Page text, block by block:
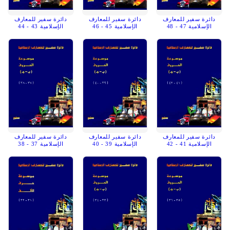
دائرة سفير للمعارف
الإسلامية 47 - 48
دائرة سفير للمعارف
الإسلامية 45 - 46
دائرة سفير للمعارف
الإسلامية 43 - 44
دائرة سفير للمعارف
الإسلامية 41 - 42
دائرة سفير للمعارف
الإسلامية 39 - 40
دائرة سفير للمعارف
الإسلامية 37 - 38